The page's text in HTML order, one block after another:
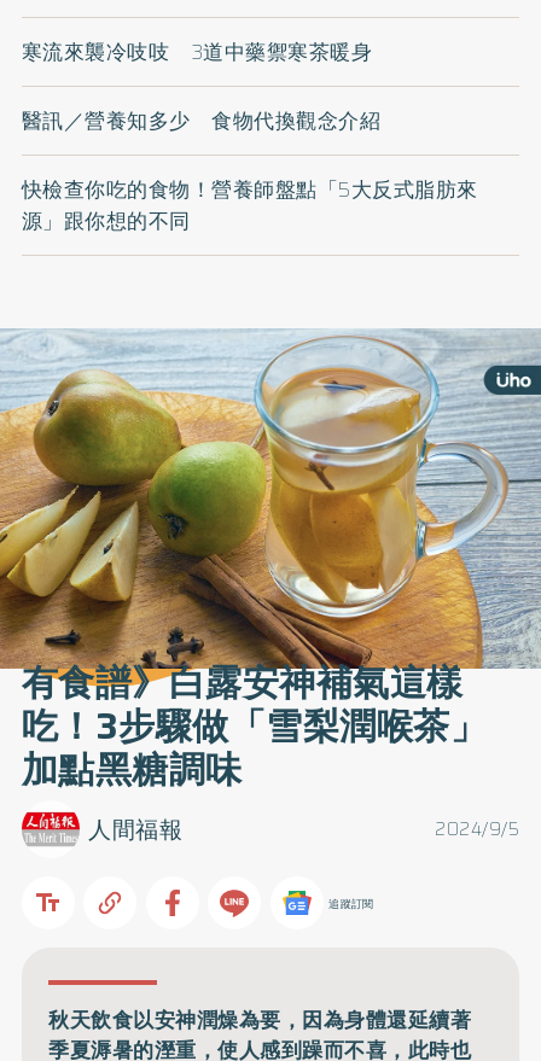
寒流來襲冷吱吱 3道中藥禦寒茶暖身
醫訊／營養知多少 食物代換觀念介紹
快檢查你吃的食物！營養師盤點「5大反式脂肪來
源」跟你想的不同
有食譜》白露安神補氣這樣
吃！3步驟做「雪梨潤喉茶」
加點黑糖調味
2024/9/5
人間福報
追蹤訂閱
秋天飲食以安神潤燥為要，因為身體還延續著
季夏溽暑的溼重，使人感到躁而不喜，此時也